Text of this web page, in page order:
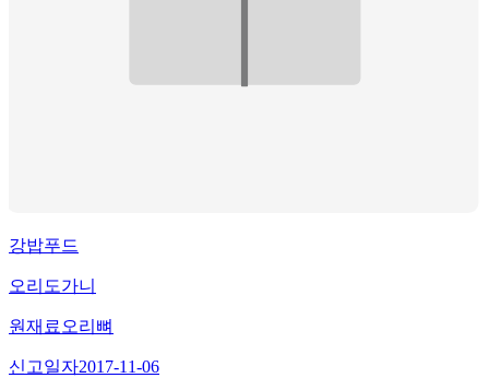
강밥푸드
오리도가니
원재료 오리뼈
신고일자2017-11-06